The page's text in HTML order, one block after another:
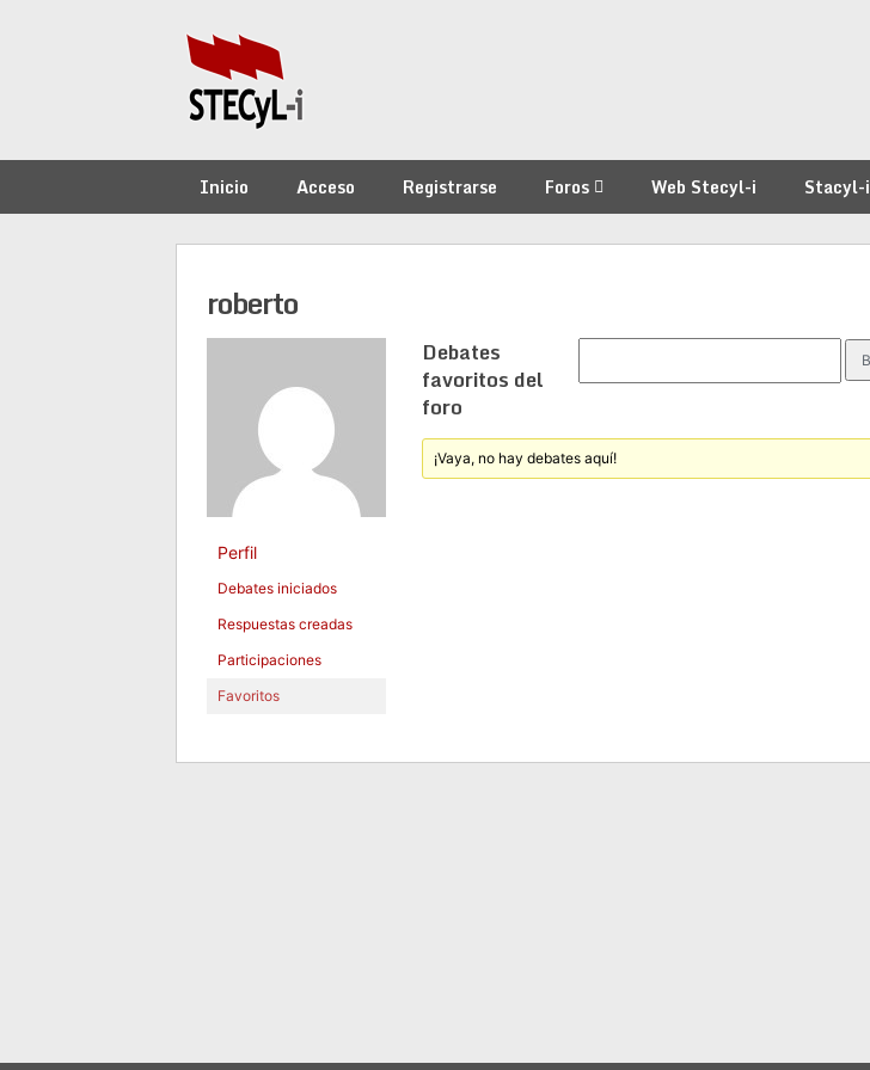
Inicio Acceso Registrarse Foros Web Stecyl-i Stacyl-i
roberto
Perfil
Debates iniciados
Respuestas creadas
Participaciones
Favoritos
Debates
favoritos del
foro
¡Vaya, no hay debates aquí!